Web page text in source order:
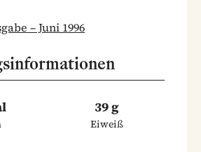
– Juni 1996
39 g
Eiweiß